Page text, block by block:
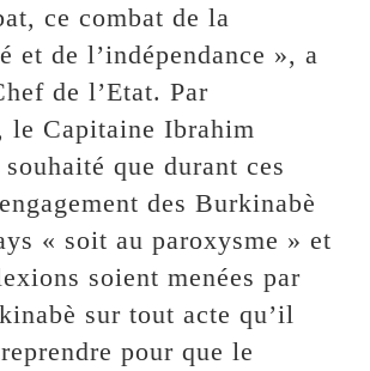
ce combat de la
et de l’indépendance », a
de l’Etat. Par
le Capitaine Ibrahim
que durant ces
des Burkinabè
« soit au paroxysme » et
soient menées par
sur tout acte qu’il
pour que le